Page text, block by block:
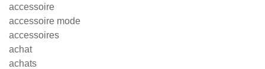
accessoire
accessoire mode
accessoires
achat
achats